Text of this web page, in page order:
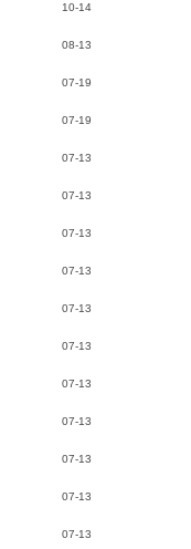
10-14
08-13
07-19
07-19
07-13
07-13
07-13
07-13
07-13
07-13
07-13
07-13
07-13
07-13
07-13